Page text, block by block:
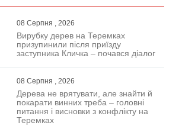
08 Серпня , 2026
Вирубку дерев на Теремках
призупинили після приїзду
заступника Кличка – почався діалог
08 Серпня , 2026
Дерева не врятувати, але знайти й
покарати винних треба – головні
питання і висновки з конфлікту на
Теремках